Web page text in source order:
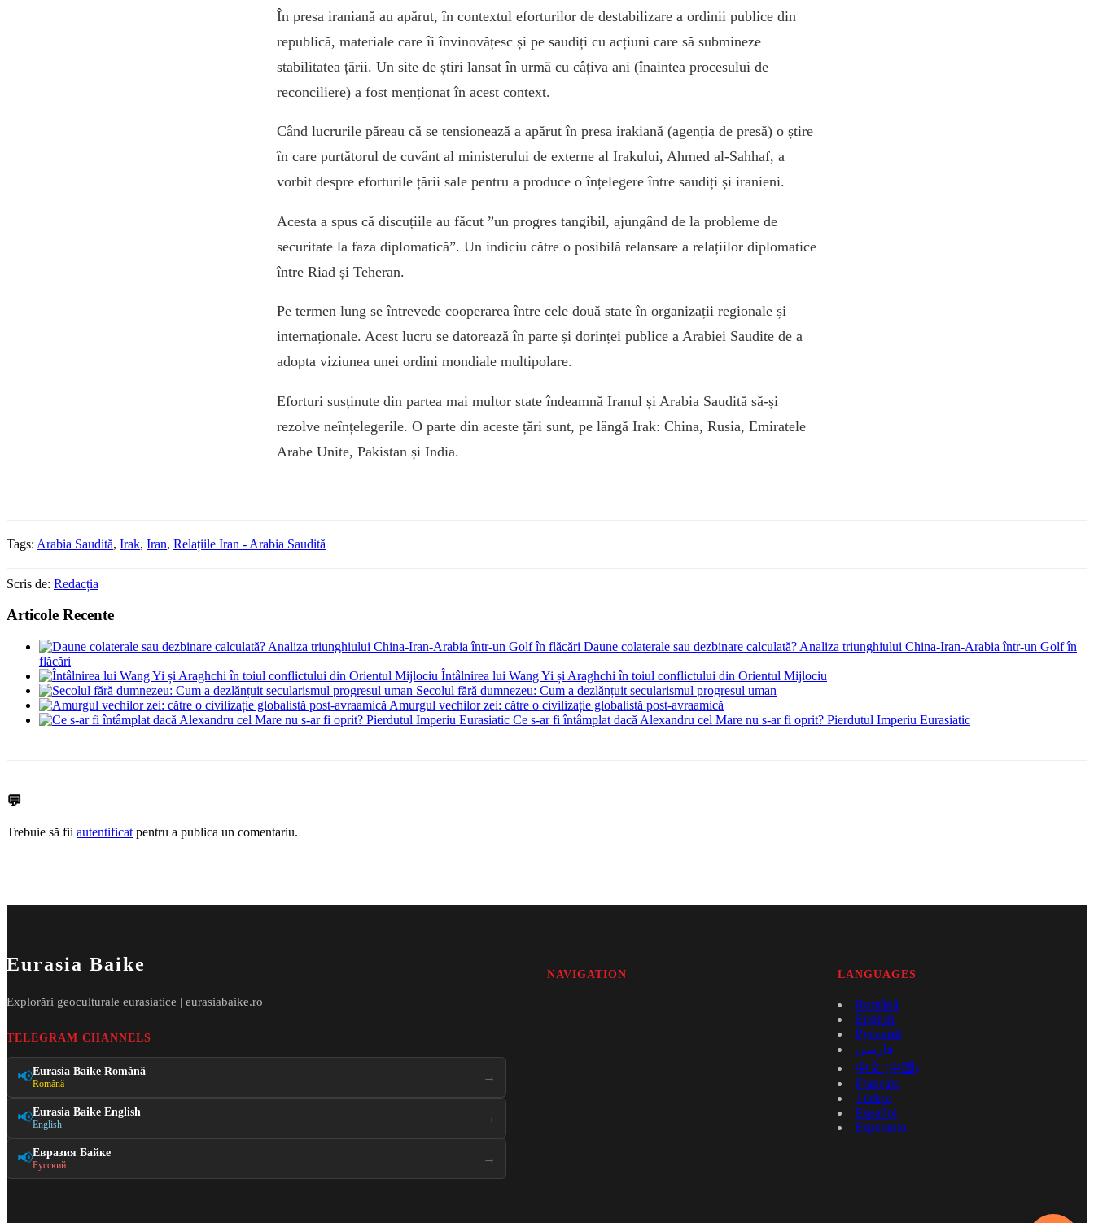
În presa iraniană au apărut, în contextul eforturilor de destabilizare a ordinii publice din
republică, materiale care îi învinovățesc și pe saudiți cu acțiuni care să submineze
stabilitatea țării. Un site de știri lansat în urmă cu câțiva ani (înaintea procesului de
reconciliere) a fost menționat în acest context.
Când lucrurile păreau că se tensionează a apărut în presa irakiană (agenția de presă) o știre
în care purtătorul de cuvânt al ministerului de externe al Irakului, Ahmed al-Sahhaf, a
vorbit despre eforturile țării sale pentru a produce o înțelegere între saudiți și iranieni.
Acesta a spus că discuțiile au făcut ”un progres tangibil, ajungând de la probleme de
securitate la faza diplomatică”. Un indiciu către o posibilă relansare a relațiilor diplomatice
între Riad și Teheran.
Pe termen lung se întrevede cooperarea între cele două state în organizații regionale și
internaționale. Acest lucru se datorează în parte și dorinței publice a Arabiei Saudite de a
adopta viziunea unei ordini mondiale multipolare.
Eforturi susținute din partea mai multor state îndeamnă Iranul și Arabia Saudită să-și
rezolve neînțelegerile. O parte din aceste țări sunt, pe lângă Irak: China, Rusia, Emiratele
Arabe Unite, Pakistan și India.
Tags: Arabia Saudită, Irak, Iran, Relațiile Iran - Arabia Saudită
Scris de: Redacția
Articole Recente
Daune colaterale sau dezbinare calculată? Analiza triunghiului China-Iran-Arabia într-un Golf în
flăcări
Întâlnirea lui Wang Yi și Araghchi în toiul conflictului din Orientul Mijlociu
Secolul fără dumnezeu: Cum a dezlănțuit secularismul progresul uman
Amurgul vechilor zei: către o civilizație globalistă post-avraamică
Ce s-ar fi întâmplat dacă Alexandru cel Mare nu s-ar fi oprit? Pierdutul Imperiu Eurasiatic
💬
Trebuie să fii autentificatpentru a publica un comentariu.
Eurasia Baike
Explorări geoculturale eurasiatice | eurasiabaike.ro
TELEGRAM CHANNELS
📢Eurasia Baike Română
Română →
📢Eurasia Baike English
English →
📢Евразия Байке
Русский →
NAVIGATION LANGUAGES
Română
English
Русский
فارسی
中文 (中国)
Français
Türkçe
Español
Esperanto